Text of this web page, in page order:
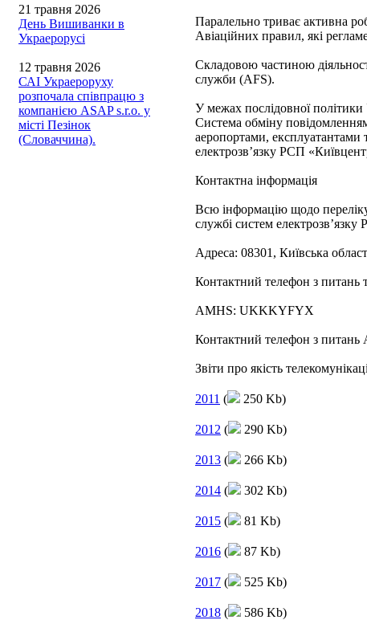
21 травня 2026
День Вишиванки в
Украерорусі
12 травня 2026
САІ Украероруху
розпочала співпрацю з
компанією ASAP s.r.o. у
місті Пезінок
(Словаччина).
Паралельно триває активна
Авіаційних правил, які
Складовою частиною
служби (AFS).
У межах послідовної
Система обміну
аеропортами, експлуатантами
електрозв’язку РСП
Контактна інформація
Всю інформацію щодо
службі систем
Адреса: 08301, Київська
Контактний телефон з питань
AMHS: UKKKYFYX
Контактний телефон з
Звіти про якість
2011 ( 250 Kb)
2012 ( 290 Kb)
2013 ( 266 Kb)
2014 ( 302 Kb)
2015 ( 81 Kb)
2016 ( 87 Kb)
2017 ( 525 Kb)
2018 ( 586 Kb)